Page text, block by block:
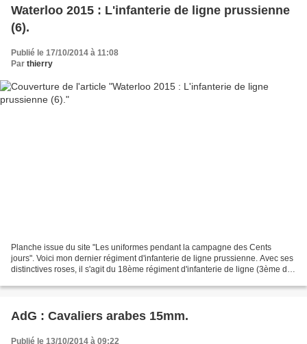
Waterloo 2015 : L'infanterie de ligne prussienne
(6).
Publié le 17/10/2014 à 11:08
Par thierry
Planche issue du site "Les uniformes pendant la campagne des Cents
jours". Voici mon dernier régiment d'infanterie de ligne prussienne. Avec ses
distinctives roses, il s'agit du 18ème régiment d'infanterie de ligne (3ème de
AdG : Cavaliers arabes 15mm.
Publié le 13/10/2014 à 09:22